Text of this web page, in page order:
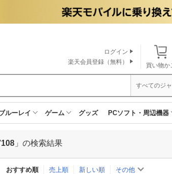
買い物か
ログイン
楽天会員登録（無料）
すべてのジ
ルーレイ ゲーム グッズ PCソフト・周辺機器
」の検索結果
おすすめ順 売上順 新しい順 その他